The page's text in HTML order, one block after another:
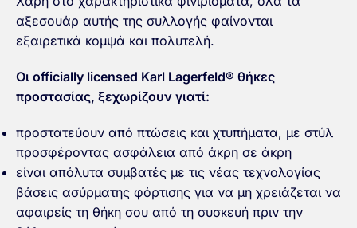
αξεσουάρ αυτής της συλλογής φαίνονται
εξαιρετικά κομψά και πολυτελή.
Οι officially licensed Karl Lagerfeld® θήκες
προστασίας, ξεχωρίζουν γιατί:
προστατεύουν από πτώσεις και χτυπήματα, με στύλ
προσφέροντας ασφάλεια από άκρη σε άκρη
είναι απόλυτα συμβατές με τις νέας τεχνολογίας
βάσεις ασύρματης φόρτισης για να μη χρειάζεται να
αφαιρείς τη θήκη σου από τη συσκευή πριν την